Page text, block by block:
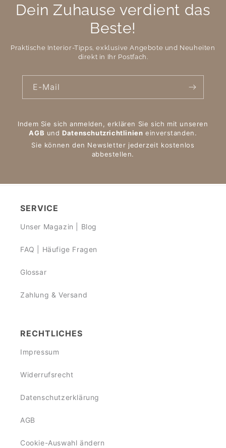
Dein Zuhause verdient das
Beste!
Praktische Interior-Tipps, exklusive Angebote und Neuheiten
direkt in Ihr Postfach.
E-Mail
Indem Sie sich anmelden, erklären Sie sich mit unseren
AGB undDatenschutzrichtlinien einverstanden.
Sie können den Newsletter jederzeit kostenlos
abbestellen.
SERVICE
Unser Magazin | Blog
FAQ | Häufige Fragen
Glossar
Zahlung & Versand
RECHTLICHES
Impressum
Widerrufsrecht
Datenschutzerklärung
AGB
Cookie-Auswahl ändern